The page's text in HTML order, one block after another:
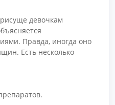
девочкам
Правда, иногда оно
Есть несколько